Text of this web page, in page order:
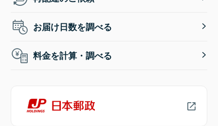
お届け日数を調べる
料金を計算・調べる